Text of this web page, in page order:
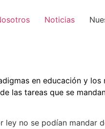
Noticias
en educación y
las tareas que se
no se podían mandar